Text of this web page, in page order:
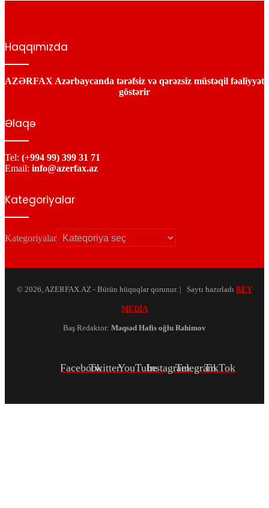
Haqqımızda
AZƏRFAX Azərbaycanda tərəfsiz və qərəzsiz müstəqil fəaliyyət
göstərir
Əlaqə
Tel: (+994 99) 399 31 71
Email: info@azerfax.az
Kategoriyalar
Kategoriyalar
© 2026, AZERFAX.AZ - Bütün hüquqlar qorunur. | Saytı hazırladı BEY
MEDİA
Baş Redaktor: Məqsəd Hafis oğlu Rəhimov
FacebookTwitterYouTubeInstagramTelegramTikTok